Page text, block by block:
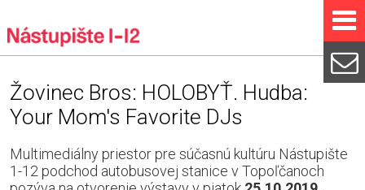
Žovinec Bros: HOLOBYŤ. Hudba:
Your Mom's Favorite DJs
Multimediálny priestor pre súčasnú kultúru Nástupište
1-12 podchod autobusovej stanice v Topoľčanoch